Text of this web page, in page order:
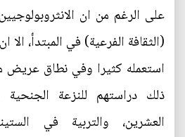
على الرغم من ان
(الثقافة الفرعية) في المبتدأ،
استعمله كثيرا وفي نطاق عريض
ذلك دراستهم للنزعة
العشرين، والتربية في